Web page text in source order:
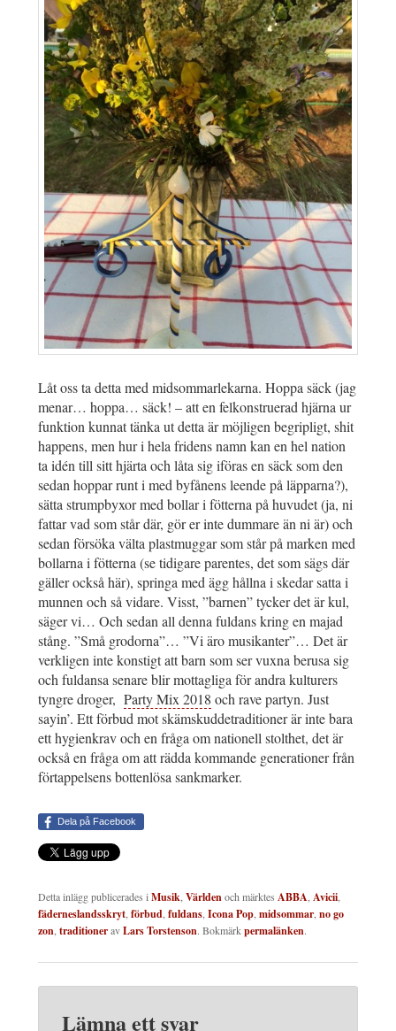
Låt oss ta detta med midsommarlekarna. Hoppa säck (jag
menar… hoppa… säck! – att en felkonstruerad hjärna ur
funktion kunnat tänka ut detta är möjligen begripligt, shit
happens, men hur i hela fridens namn kan en hel nation
ta idén till sitt hjärta och låta sig iföras en säck som den
sedan hoppar runt i med byfånens leende på läpparna?),
sätta strumpbyxor med bollar i fötterna på huvudet (ja, ni
fattar vad som står där, gör er inte dummare än ni är) och
sedan försöka välta plastmuggar som står på marken med
bollarna i fötterna (se tidigare parentes, det som sägs där
gäller också här), springa med ägg hållna i skedar satta i
munnen och så vidare. Visst, ”barnen” tycker det är kul,
säger vi… Och sedan all denna fuldans kring en majad
stång. ”Små grodorna”… ”Vi äro musikanter”… Det är
verkligen inte konstigt att barn som ser vuxna berusa sig
och fuldansa senare blir mottagliga för andra kulturers
tyngre droger, Party Mix 2018 och rave partyn. Just
sayin’. Ett förbud mot skämskuddetraditioner är inte bara
ett hygienkrav och en fråga om nationell stolthet, det är
också en fråga om att rädda kommande generationer från
förtappelsens bottenlösa sankmarker.
Dela på Facebook
Detta inlägg publicerades iMusik,Världenoch märktes ABBA,Avicii,
fäderneslandsskryt,förbud,fuldans,Icona Pop,midsommar,no go
zon,traditioneravLars Torstenson. Bokmärkpermalänken.
Lämna ett svar